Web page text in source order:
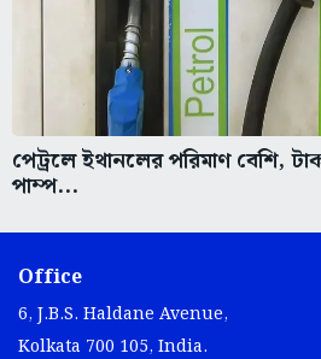
পেট্রলে ইথানলের পরিমাণ বেশি,
পাম্প...
Office
6, J.B.S. Haldane Avenue,
Kolkata 700 105, India.